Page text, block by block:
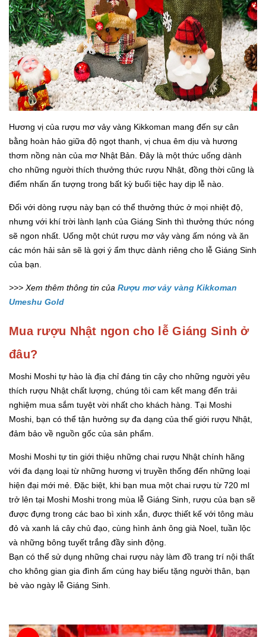
Hương vị của rượu mơ vảy vàng Kikkoman mang đến sự cân
bằng hoàn hảo giữa độ ngọt thanh, vị chua êm dịu và hương
thơm nồng nàn của mơ Nhật Bản. Đây là một thức uống dành
cho những người thích thưởng thức rượu Nhật, đồng thời cũng là
điểm nhấn ấn tượng trong bất kỳ buổi tiệc hay dịp lễ nào.
Đối với dòng rượu này bạn có thể thưởng thức ở mọi nhiệt độ,
nhưng với khí trời lành lạnh của Giáng Sinh thì thưởng thức nóng
sẽ ngon nhất. Uống một chút rượu mơ vảy vàng ấm nóng và ăn
các món hải sản sẽ là gợi ý ẩm thực dành riêng cho lễ Giáng Sinh
của bạn.
>>> Xem thêm thông tin của Rượu mơ vảy vàng Kikkoman
Umeshu Gold
Mua rượu Nhật ngon cho lễ Giáng Sinh ở
đâu?
Moshi Moshi tự hào là địa chỉ đáng tin cậy cho những người yêu
thích rượu Nhật chất lượng, chúng tôi cam kết mang đến trải
nghiệm mua sắm tuyệt vời nhất cho khách hàng. Tại Moshi
Moshi, bạn có thể tận hưởng sự đa dạng của thế giới rượu Nhật,
đảm bảo về nguồn gốc của sản phẩm.
Moshi Moshi tự tin giới thiệu những chai rượu Nhật chính hãng
với đa dạng loại từ những hương vị truyền thống đến những loại
hiện đại mới mẻ. Đặc biệt, khi bạn mua một chai rượu từ 720 ml
trở lên tại Moshi Moshi trong mùa lễ Giáng Sinh, rượu của bạn sẽ
được đựng trong các bao bì xinh xắn, được thiết kế với tông màu
đỏ và xanh lá cây chủ đạo, cùng hình ảnh ông già Noel, tuần lộc
và những bông tuyết trắng đầy sinh động.
Bạn có thể sử dụng những chai rượu này làm đồ trang trí nội thất
cho không gian gia đình ấm cúng hay biếu tặng người thân, bạn
bè vào ngày lễ Giáng Sinh.